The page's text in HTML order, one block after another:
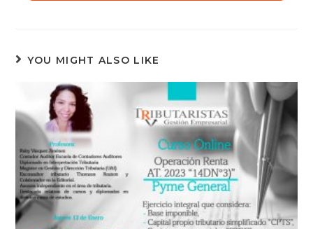
YOU MIGHT ALSO LIKE